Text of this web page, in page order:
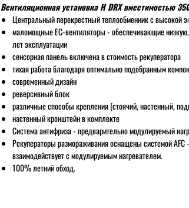
Вентиляционная установка H DRX вместимостью
Центральный перекрестный теплообменник с высокой
маломощные ЕС-вентиляторы - обеспечивающие низкую,
лет эксплуатации
сенсорная панель включена в стоимость рекуператора
тихая работа благодаря оптимально подобранным
современный дизайн
реверсивный блок
различные способы крепления (стоячий, настенный,
настенный кронштейн в комплекте
Система антифриза - предварительно модулируемый
Рекуператоры размораживания оснащены системой AFC -
взаимодействует с модулируемым нагревателем.
100% летний обход.